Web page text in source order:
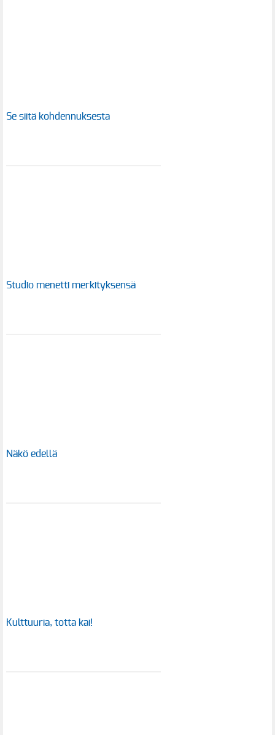
Se siitä kohdennuksesta
Studio menetti merkityksensä
Näkö edellä
Kulttuuria, totta kai!